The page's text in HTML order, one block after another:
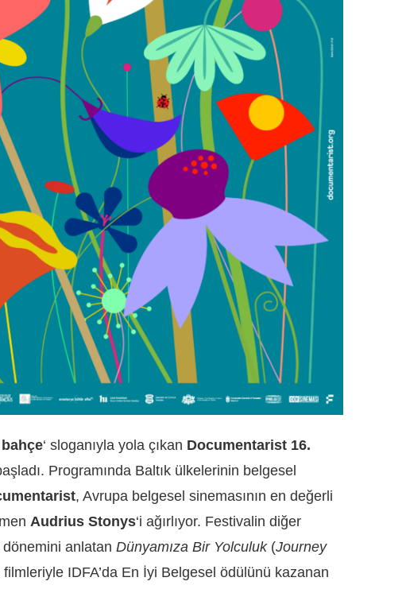
bahçe‘ sloganıyla yola çıkan Documentarist 16.
Programında Baltık ülkelerinin belgesel
, Avrupa belgesel sinemasının en değerli
Audrius Stonys‘i ağırlıyor. Festivalin diğer
dönemini anlatan Dünyamıza Bir Yolculuk(Journey
filmleriyle IDFA’da En İyi Belgesel ödülünü kazanan